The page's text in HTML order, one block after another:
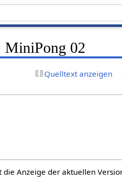
02
Quelltext anzeigen
Anzeige der aktuellen